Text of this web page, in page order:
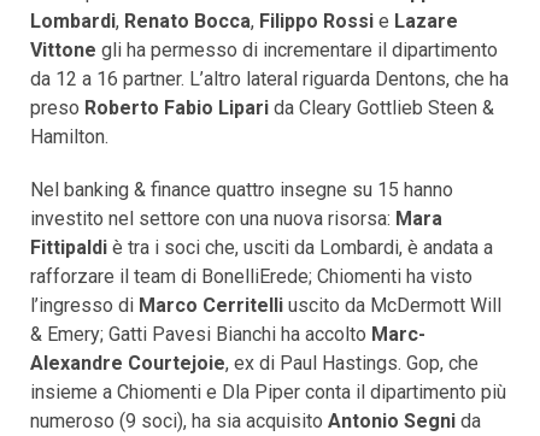
Lombardi, Renato Bocca, Filippo Rossi e Lazare
Vittone gli ha permesso di incrementare il dipartimento
da 12 a 16 partner. L’altro lateral riguarda Dentons, che ha
preso Roberto Fabio Lipari da Cleary Gottlieb Steen &
Hamilton.
Nel banking & finance quattro insegne su 15 hanno
investito nel settore con una nuova risorsa: Mara
Fittipaldi è tra i soci che, usciti da Lombardi, è andata a
rafforzare il team di BonelliErede; Chiomenti ha visto
l’ingresso di Marco Cerritelli uscito da McDermott Will
& Emery; Gatti Pavesi Bianchi ha accolto Marc-
Alexandre Courtejoie, ex di Paul Hastings. Gop, che
insieme a Chiomenti e Dla Piper conta il dipartimento più
numeroso (9 soci), ha sia acquisito Antonio Segni da